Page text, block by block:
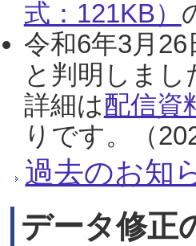
式：121KB）
令和6年3月
と判明しま
詳細は配信資
りです。（
過去のお知
データ修正